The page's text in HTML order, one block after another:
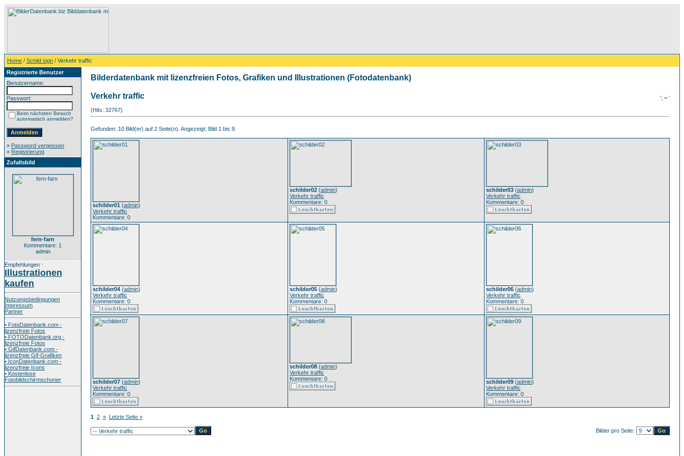
Home / Schild sign / Verkehr traffic
Registrierte Benutzer
Benutzername:
Passwort:
Beim nächsten Besuch
automatisch anmelden?
» Password vergessen
» Registrierung
Zufallsbild
fern-farn
Kommentare: 1
admin
Empfehlungen *
Illustrationen
kaufen
Nutzungsbedingungen
Impressum
Partner
• FotoDatenbank.com -
lizenzfreie Fotos
• FOTODatenbank.org -
lizenzfreie Fotos
• GifDatenbank.com -
lizenzfreie Gif-Grafiken
• IconDatenbank.com -
lizenzfreie Icons
• Kostenlose
Fotobildschirmschoner
Bilderdatenbank mit lizenzfreien Fotos, Grafiken und Illustrationen (Fotodatenbank)
Verkehr traffic
'; = '
(Hits: 32767)
Gefunden: 10 Bild(er) auf 2 Seite(n). Angezeigt: Bild 1 bis 9.
schilder01 (admin)
Verkehr traffic
Kommentare: 0
schilder02 (admin)
Verkehr traffic
Kommentare: 0
schilder03 (admin)
Verkehr traffic
Kommentare: 0
schilder04 (admin)
Verkehr traffic
Kommentare: 0
schilder05 (admin)
Verkehr traffic
Kommentare: 0
schilder06 (admin)
Verkehr traffic
Kommentare: 0
schilder07 (admin)
Verkehr traffic
Kommentare: 0
schilder08 (admin)
Verkehr traffic
Kommentare: 0
schilder09 (admin)
Verkehr traffic
Kommentare: 0
1 2 » Letzte Seite »
Bilder pro Seite: